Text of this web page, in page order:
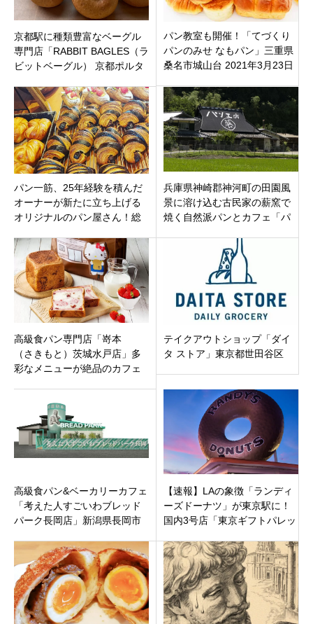
京都駅に種類豊富なベーグル
専門店「RABBIT BAGLES（ラ
ビットベーグル） 京都ポルタ
パン教室も開催！「てづくり
パンのみせ なもパン」三重県
桑名市城山台 2021年3月23日
パン一筋、25年経験を積んだ
オーナーが新たに立ち上げる
オリジナルのパン屋さん！総
「ベーカリーハウスT&M」福
岡県久留米市三潴町
兵庫県神崎郡神河町の田園風
景に溶け込む古民家の薪窯で
焼く自然派パンとカフェ「パ
高級食パン専門店「嵜本
（さきもと）茨城水戸店」多
彩なメニューが絶品のカフェ
テイクアウトショップ「ダイ
タ ストア」東京都世田谷区
高級食パン&ベーカリーカフェ
「考えた人すごいわブレッド
パーク長岡店」新潟県長岡市
す。
【速報】LAの象徴「ランディ
ーズドーナツ」が東京駅に！
国内3号店「東京ギフトパレッ